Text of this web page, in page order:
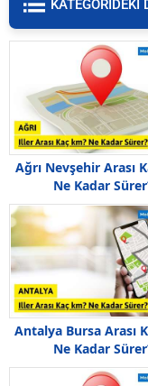
KATEGORIDEKI
Ağrı Nevşehir Arası
Ne Kadar
Antalya Bursa Arası
Ne Kadar